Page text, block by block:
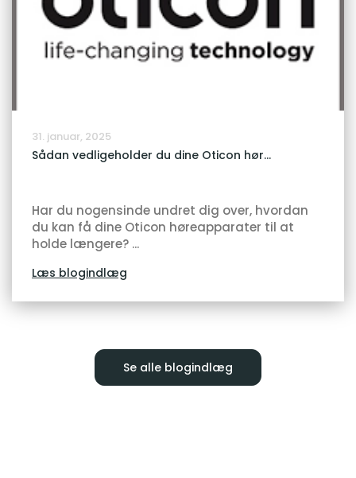
31. januar, 2025
Sådan vedligeholder du dine Oticon hør...
Har du nogensinde undret dig over, hvordan
du kan få dine Oticon høreapparater til at
holde længere? ...
Læs blogindlæg
Se alle blogindlæg